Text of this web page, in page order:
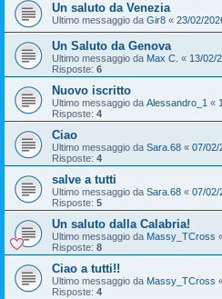
Un saluto da Venezia
Ultimo messaggio da Gir8 « 23/02/
Un Saluto da Genova
Ultimo messaggio da Max C. « 13/02/
Risposte: 6
Nuovo iscritto
Ultimo messaggio da Alessandro_1 «
Risposte: 4
Ciao
Ultimo messaggio da Sara.68 « 07/02/
Risposte: 4
salve a tutti
Ultimo messaggio da Sara.68 « 07/02/
Risposte: 5
Un saluto dalla Calabria!
Ultimo messaggio da Massy_TCross
Risposte: 8
Ciao a tutti!!
Ultimo messaggio da Massy_TCross
Risposte: 4